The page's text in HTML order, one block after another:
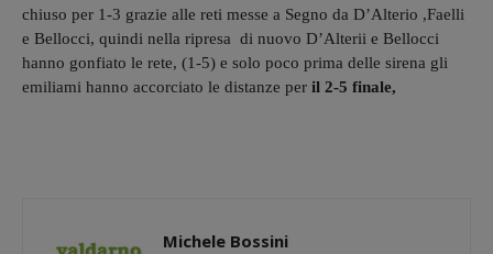
chiuso per 1-3 grazie alle reti messe a Segno da D’Alterio ,Faelli
e Bellocci, quindi nella ripresa di nuovo D’Alterii e Bellocci
hanno gonfiato le rete, (1-5) e solo poco prima delle sirena gli
emiliami hanno accorciato le distanze per il 2-5 finale,
Michele Bossini